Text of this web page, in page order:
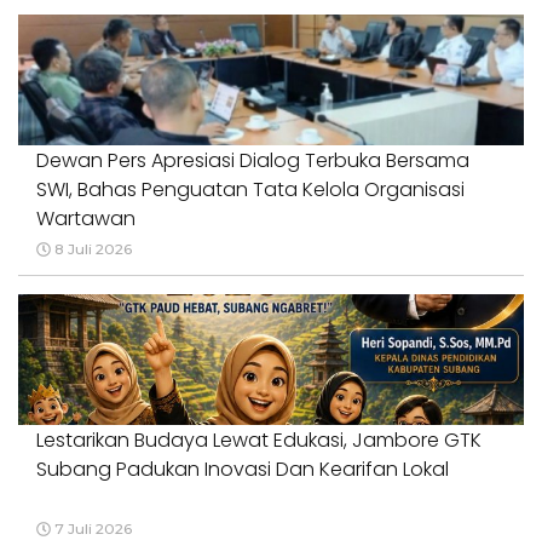
Dewan Pers Apresiasi Dialog Terbuka Bersama
SWI, Bahas Penguatan Tata Kelola Organisasi
Wartawan
8 Juli 2026
Lestarikan Budaya Lewat Edukasi, Jambore GTK
Subang Padukan Inovasi Dan Kearifan Lokal
7 Juli 2026